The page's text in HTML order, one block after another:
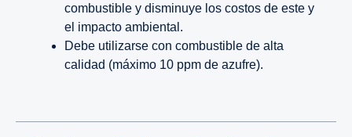
combustible y disminuye los costos de este y
el impacto ambiental.
Debe utilizarse con combustible de alta
calidad (máximo 10 ppm de azufre).